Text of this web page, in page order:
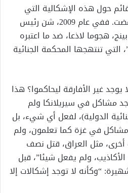
حول هذه الإشكالية التي
تعود جذورها إلى سنوات مضت. ففي عام 2009، شن رئيس
هجوما لاذعا، ضد ما اعتبره
التي تنتهجها المحكمة الجنائية
غير الأفارقة ليحاكموا؟ هذا
مشاكل في سيريلانكا ولم
الدولية)، لفعل أي شيء، بل
في غزة كما تعلمون، ولم
مثل العراق، قتل نصف
ولم يفعل شيئا”، قبل
“وكأنه لا توجد إشكالات إلا